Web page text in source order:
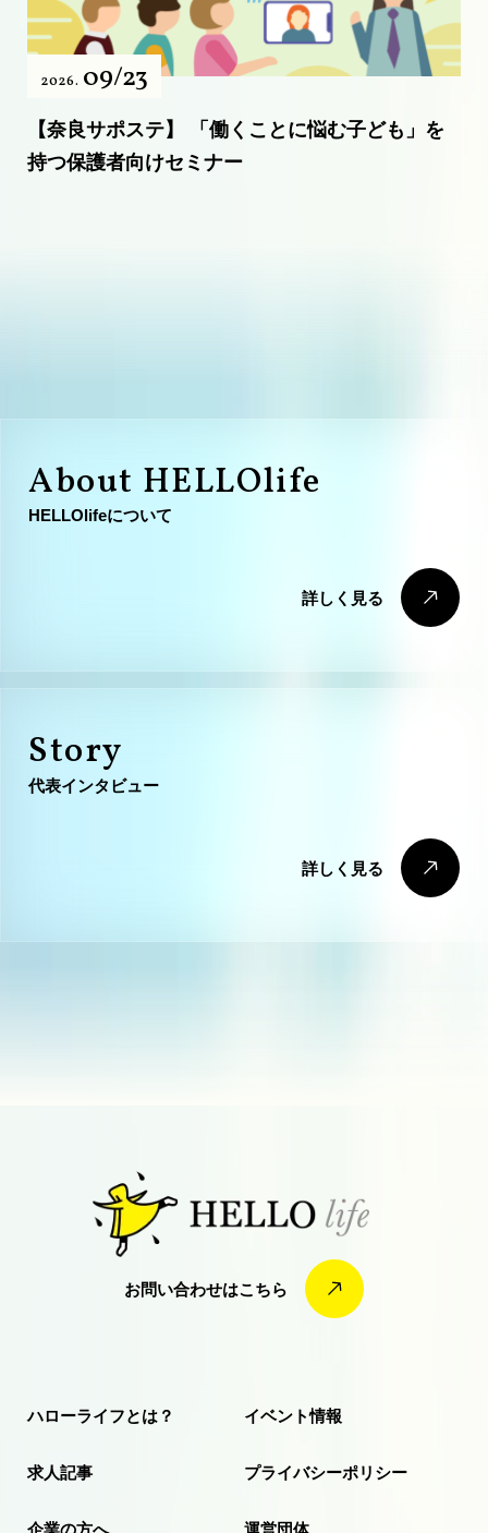
2026. 09/23
【奈良サポステ】 「働くことに悩む子ども」を
持つ保護者向けセミナー
About HELLOlife
HELLOlifeについて
詳し く 見る
Story
代表インタビュー
詳し く 見る
お問い合わせはこ ちら
ハローライフとは？ イベント情報
求人記事 プライバシーポリシー